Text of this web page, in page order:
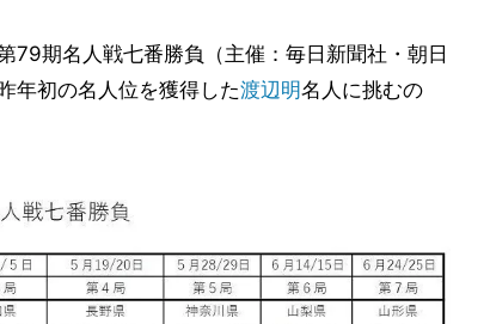
79期名人戦七番勝負（主催：毎日新聞社・朝日
年初の名人位を獲得した渡辺明名人に挑むの